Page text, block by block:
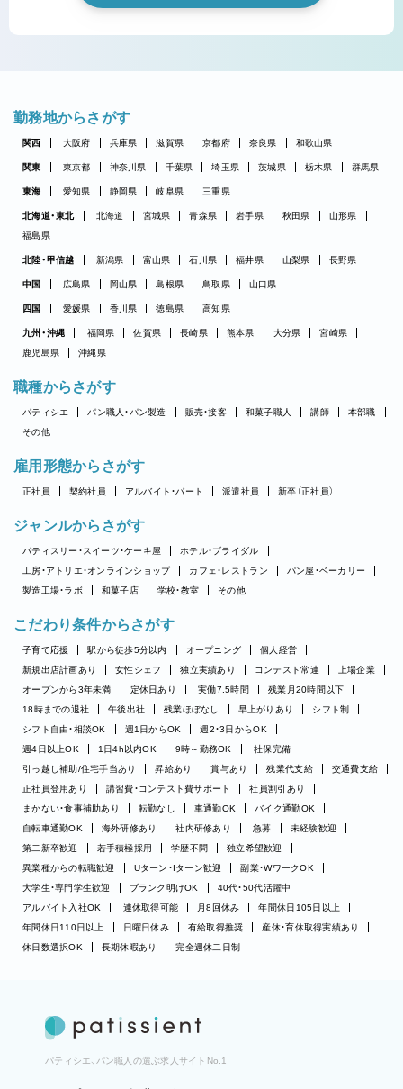
勤務地からさがす
関西 大阪府 兵庫県 滋賀県 京都府 奈良県 和歌山県
関東 東京都 神奈川県 千葉県 埼玉県 茨城県 栃木県 群馬県
東海 愛知県 静岡県 岐阜県 三重県
北海道・東北 北海道 宮城県 青森県 岩手県 秋田県
山形県
福島県
北陸・甲信越 新潟県 富山県 石川県 福井県 山梨県 長野県
中国 広島県 岡山県 島根県 鳥取県 山口県
四国 愛媛県 香川県 徳島県 高知県
九州・沖縄 福岡県 佐賀県 長崎県 熊本県 大分県
宮崎県
鹿児島県
沖縄県
職種からさがす
パティシエ パン職人・パン製造 販売・接客 和菓子職人 講師
本部職
その他
雇用形態からさがす
正社員 契約社員 アルバイト・パート 派遣社員 新卒（正社員）
ジャンルからさがす
パティスリー・スイーツ・ケーキ屋
ホテル・ブライダル
工房・アトリエ・オンラインショップ
カフェ・レストラン
パン屋・ベーカリー
製造工場・ラボ
和菓子店 学校・教室 その他
こだわり条件からさがす
子育て応援 駅から徒歩5分以内 オープニング
個人経営
新規出店計画あり
女性シェフ 独立実績あり コンテスト常連
上場企業
オープンから3年未満
定休日あり 実働7.5時間
残業月20時間以下
18時までの退社
午後出社 残業ほぼなし 早上がりあり
シフト制
シフト自由・相談OK
週1日からOK
週2・3日からOK
週4日以上OK
1日4h以内OK 9時～勤務OK
社保完備
引っ越し補助/住宅手当あり
昇給あり 賞与あり 残業代支給
交通費支給
正社員登用あり
講習費・コンテスト費サポート
社員割引あり
まかない・食事補助あり
転勤なし 車通勤OK
バイク通勤OK
自転車通勤OK
海外研修あり 社内研修あり 急募
未経験歓迎
第二新卒歓迎
若手積極採用 学歴不問
独立希望歓迎
異業種からの転職歓迎
Uターン・Iターン歓迎
副業・WワークOK
大学生・専門学生歓迎
ブランク明けOK
40代・50代活躍中
アルバイト入社OK
連休取得可能 月8回休み
年間休日105日以上
年間休日110日以上
日曜日休み 有給取得推奨
産休・育休取得実績あり
休日数選択OK
長期休暇あり 完全週休二日制
パティシエ、パン職人の選ぶ求人サイトNo.1